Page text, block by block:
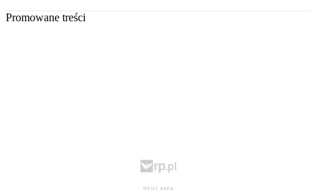
Promowane treści